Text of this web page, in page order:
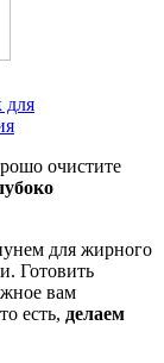
для
очистите
для жирного
Готовить
вам
есть, делаем